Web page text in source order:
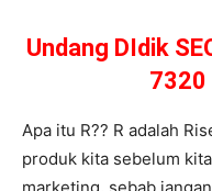
Undang DIdik
7320
Apa itu R?? R adalah
produk kita sebelum